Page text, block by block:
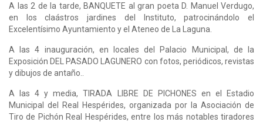
A las 2 de la tarde, BANQUETE al gran poeta D. Manuel Verdugo,
en los claástros jardines del Instituto, patrocinándolo el
Excelentísimo Ayuntamiento y el Ateneo de La Laguna.
A las 4 inauguración, en locales del Palacio Municipal, de la
Exposición DEL PASADO LAGUNERO con fotos, periódicos, revistas
y dibujos de antaño..
A las 4 y media, TIRADA LIBRE DE PICHONES en el Estadio
Municipal del Real Hespérides, organizada por la Asociación de
Tiro de Pichón Real Hespérides, entre los más notables tiradores